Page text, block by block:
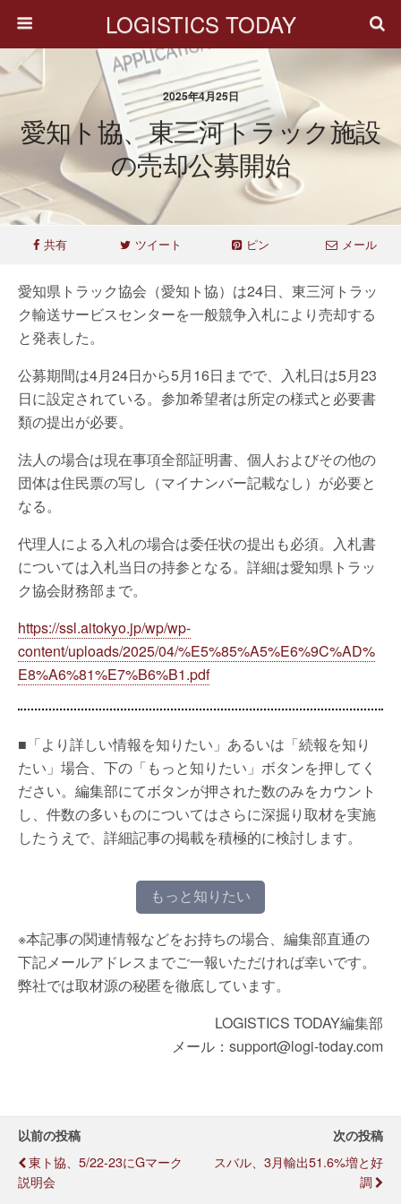
LOGISTICS TODAY
2025年4月25日
愛知ト協、東三河トラック施設
の売却公募開始
共有 ツイート ピン メール
愛知県トラック協会（愛知ト協）は24日、東三河トラッ
ク輸送サービスセンターを一般競争入札により売却する
と発表した。
公募期間は4月24日から5月16日までで、入札日は5月23
日に設定されている。参加希望者は所定の様式と必要書
類の提出が必要。
法人の場合は現在事項全部証明書、個人およびその他の
団体は住民票の写し（マイナンバー記載なし）が必要と
なる。
代理人による入札の場合は委任状の提出も必須。入札書
については入札当日の持参となる。詳細は愛知県トラッ
ク協会財務部まで。
https://ssl.aitokyo.jp/wp/wp-
content/uploads/2025/04/%E5%85%A5%E6%9C%AD%
E8%A6%81%E7%B6%B1.pdf
■「より詳しい情報を知りたい」あるいは「続報を知り
たい」場合、下の「もっと知りたい」ボタンを押してく
ださい。編集部にてボタンが押された数のみをカウント
し、件数の多いものについてはさらに深掘り取材を実施
したうえで、詳細記事の掲載を積極的に検討します。
もっと知りたい
※本記事の関連情報などをお持ちの場合、編集部直通の
下記メールアドレスまでご一報いただければ幸いです。
弊社では取材源の秘匿を徹底しています。
LOGISTICS TODAY編集部
メール：support@logi-today.com
以前の投稿
東ト協、5/22-23にGマーク
説明会
次の投稿
スバル、3月輸出51.6%増と好
調